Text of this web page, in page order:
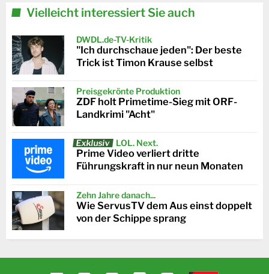
Vielleicht interessiert Sie auch
DWDL.de-TV-Kritik
"Ich durchschaue jeden": Der beste
Trick ist Timon Krause selbst
Preisgekrönte Produktion
ZDF holt Primetime-Sieg mit ORF-
Landkrimi "Acht"
Exklusiv LOL. Next.
Prime Video verliert dritte
Führungskraft in nur neun Monaten
Zehn Jahre danach...
Wie ServusTV dem Aus einst doppelt
von der Schippe sprang